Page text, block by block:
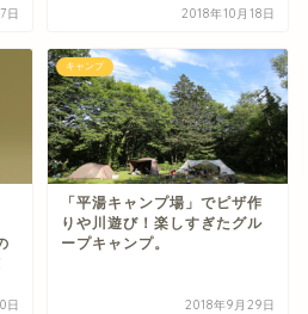
日 2018年10月18日
日
キャンプ
「平湯キャンプ場」でピザ作
りや川遊び！楽しすぎたグル
ープキャンプ。
2018年9月29日